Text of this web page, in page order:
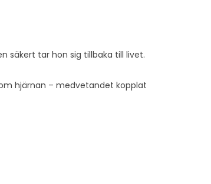
säkert tar hon sig tillbaka till livet.
hjärnan – medvetandet kopplat